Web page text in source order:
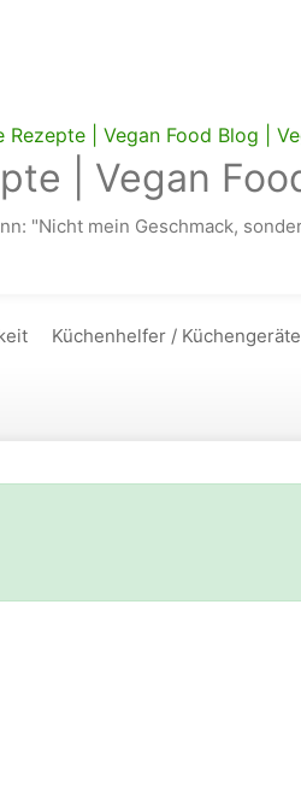
| Vegan
"Nicht mein Geschmack,
Küchenhelfer / Küchengeräte